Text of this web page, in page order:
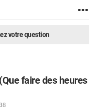
votre question
faire des heures